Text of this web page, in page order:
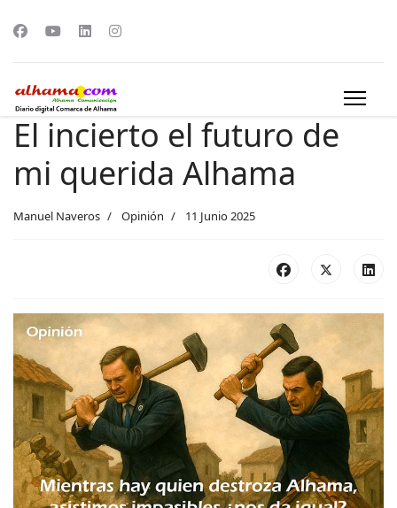
El incierto el futuro de
mi querida Alhama
Manuel Naveros Opinión 11 Junio 2025